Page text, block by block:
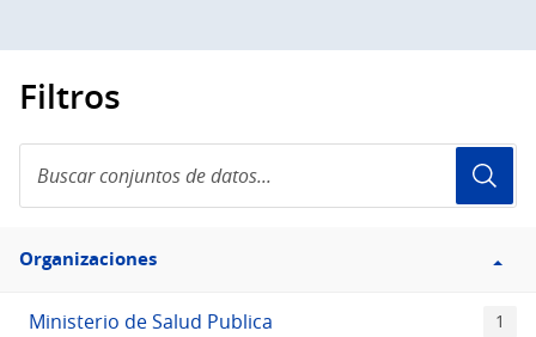
Filtros
conjuntos
de
Filtro
Organizaciones
Organizaciones
Ministerio de Salud Publica 1